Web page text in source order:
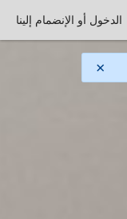
الدخول أو الإنضمام إلينا
×